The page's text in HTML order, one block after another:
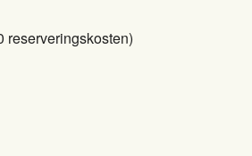
reserveringskosten)